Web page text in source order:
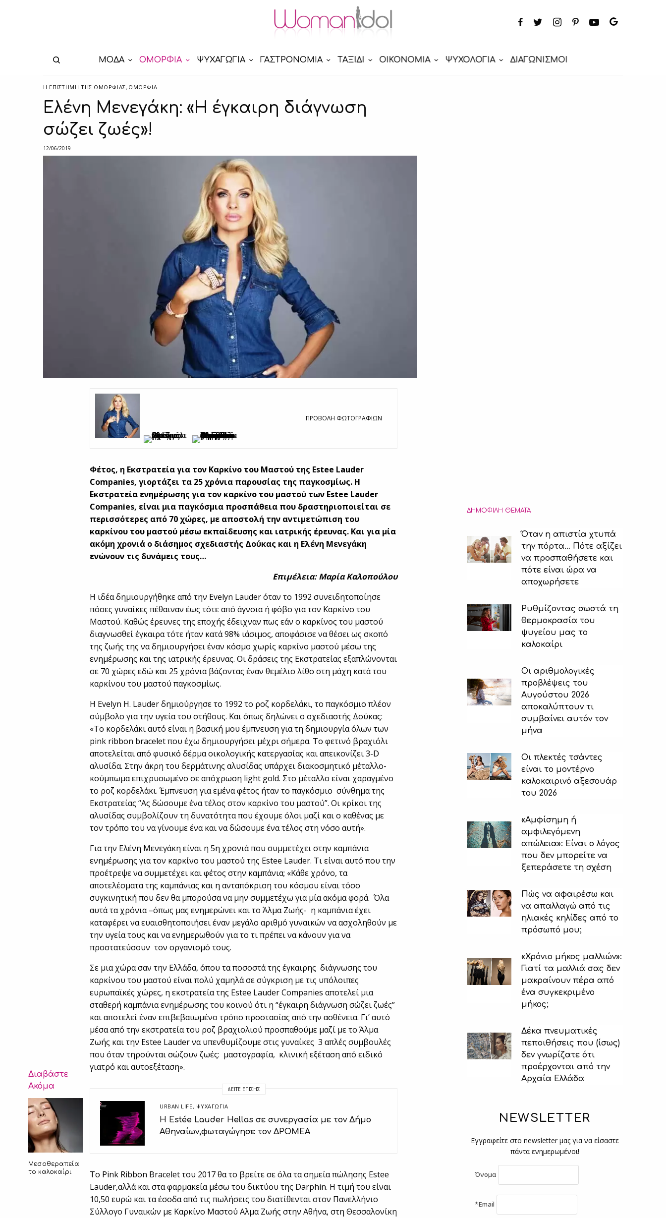
ΜΟΔΑ ΟΜΟΡΦΙΑ ΨΥΧΑΓΩΓΙΑ ΓΑΣΤΡΟΝΟΜΙΑ ΤΑΞΙΔΙ ΟΙΚΟΝΟΜΙΑ ΨΥΧΟΛΟΓΙΑ ΔΙΑΓΩΝΙΣΜΟΙ
Η ΕΠΙΣΤΉΜΗ ΤΗΣ ΟΜΟΡΦΙΆΣ, ΟΜΟΡΦΙΑ
Ελένη Μενεγάκη: «Η έγκαιρη διάγνωση
σώζει ζωές»!
12/06/2019
Διαβάστε
Ακόμα
Μεσοθεραπεία
το καλοκαίρι
ΠΡΟΒΟΛΉ ΦΩΤΟΓΡΑΦΙΏΝ
Φέτος, η Εκστρατεία για τον Καρκίνο του Μαστού της Estee Lauder
Companies, γιορτάζει τα 25 χρόνια παρουσίας της παγκοσμίως. Η
Εκστρατεία ενημέρωσης για τον καρκίνο του μαστού των Estee Lauder
Companies, είναι μια παγκόσμια προσπάθεια που δραστηριοποιείται σε
περισσότερες από 70 χώρες, με αποστολή την αντιμετώπιση του
καρκίνου του μαστού μέσω εκπαίδευσης και ιατρικής έρευνας. Και για μία
ακόμη χρονιά ο διάσημος σχεδιαστής Δούκας και η Ελένη Μενεγάκη
ενώνουν τις δυνάμεις τους…
Επιμέλεια: Μαρία Καλοπούλου
Η ιδέα δημιουργήθηκε από την Evelyn Lauder όταν το 1992 συνειδητοποίησε
πόσες γυναίκες πέθαιναν έως τότε από άγνοια ή φόβο για τον Καρκίνο του
Μαστού. Καθώς έρευνες της εποχής έδειχναν πως εάν ο καρκίνος του μαστού
διαγνωσθεί έγκαιρα τότε ήταν κατά 98% ιάσιμος, αποφάσισε να θέσει ως σκοπό
της ζωής της να δημιουργήσει έναν κόσμο χωρίς καρκίνο μαστού μέσω της
ενημέρωσης και της ιατρικής έρευνας. Οι δράσεις της Εκστρατείας εξαπλώνονται
σε 70 χώρες εδώ και 25 χρόνια βάζοντας έναν θεμέλιο λίθο στη μάχη κατά του
καρκίνου του μαστού παγκοσμίως.
Η Evelyn Η. Lauder δημιούργησε το 1992 το ροζ κορδελάκι, το παγκόσμιο πλέον
σύμβολο για την υγεία του στήθους. Και όπως δηλώνει ο σχεδιαστής Δούκας:
«Το κορδελάκι αυτό είναι η βασική μου έμπνευση για τη δημιουργία όλων των
pink ribbon bracelet που έχω δημιουργήσει μέχρι σήμερα. Το φετινό βραχιόλι
αποτελείται από φυσικό δέρμα οικολογικής κατεργασίας και απεικονίζει 3-D
αλυσίδα. Στην άκρη του δερμάτινης αλυσίδας υπάρχει διακοσμητικό μέταλλο-
κούμπωμα επιχρυσωμένο σε απόχρωση light gold. Στο μέταλλο είναι χαραγμένο
το ροζ κορδελάκι. Έμπνευση για εμένα φέτος ήταν το παγκόσμιο σύνθημα της
Εκστρατείας “Ας δώσουμε ένα τέλος στον καρκίνο του μαστού”. Οι κρίκοι της
αλυσίδας συμβολίζουν τη δυνατότητα που έχουμε όλοι μαζί και ο καθένας με
τον τρόπο του να γίνουμε ένα και να δώσουμε ένα τέλος στη νόσο αυτή».
Για την Ελένη Μενεγάκη είναι η 5η χρονιά που συμμετέχει στην καμπάνια
ενημέρωσης για τον καρκίνο του μαστού της Estee Lauder. Τι είναι αυτό που την
προέτρεψε να συμμετέχει και φέτος στην καμπάνια; «Κάθε χρόνο, τα
αποτελέσματα της καμπάνιας και η ανταπόκριση του κόσμου είναι τόσο
συγκινητική που δεν θα μπορούσα να μην συμμετέχω για μία ακόμα φορά. Όλα
αυτά τα χρόνια –όπως μας ενημερώνει και το Άλμα Ζωής- η καμπάνια έχει
καταφέρει να ευαισθητοποιήσει έναν μεγάλο αριθμό γυναικών να ασχοληθούν με
την υγεία τους και να ενημερωθούν για το τι πρέπει να κάνουν για να
προστατεύσουν τον οργανισμό τους.
Σε μια χώρα σαν την Ελλάδα, όπου τα ποσοστά της έγκαιρης διάγνωσης του
καρκίνου του μαστού είναι πολύ χαμηλά σε σύγκριση με τις υπόλοιπες
ευρωπαϊκές χώρες, η εκστρατεία της Estee Lauder Companies αποτελεί μια
σταθερή καμπάνια ενημέρωσης του κοινού ότι η “έγκαιρη διάγνωση σώζει ζωές”
και αποτελεί έναν επιβεβαιωμένο τρόπο προστασίας από την ασθένεια. Γι’ αυτό
μέσα από την εκστρατεία του ροζ βραχιολιού προσπαθούμε μαζί με το Άλμα
Ζωής και την Estee Lauder να υπενθυμίζουμε στις γυναίκες 3 απλές συμβουλές
που όταν τηρούνται σώζουν ζωές: μαστογραφία, κλινική εξέταση από ειδικό
γιατρό και αυτοεξέταση».
ΔΕΊΤΕ ΕΠΊΣΗΣ
URBAN LIFE, ΨΥΧΑΓΩΓΙΑ
Η Estée Lauder Hellas σε συνεργασία με τον Δήμο
Αθηναίων,φωταγώγησε τον ΔΡΟΜΕΑ
Το Pink Ribbon Bracelet του 2017 θα το βρείτε σε όλα τα σημεία πώλησης Estee
Lauder,αλλά και στα φαρμακεία μέσω του δικτύου της Darphin. Η τιμή του είναι
10,50 ευρώ και τα έσοδα από τις πωλήσεις του διατίθενται στον Πανελλήνιο
Σύλλογο Γυναικών με Καρκίνο Μαστού Αλμα Ζωής στην Αθήνα, στη Θεσσαλονίκη
ΔΗΜΟΦΙΛΉ ΘΈΜΑΤΑ
Όταν η απιστία χτυπά
την πόρτα… Πότε αξίζει
να προσπαθήσετε και
πότε είναι ώρα να
αποχωρήσετε
Ρυθμίζοντας σωστά τη
θερμοκρασία του
ψυγείου μας το
καλοκαίρι
Οι αριθμολογικές
προβλέψεις του
Αυγούστου 2026
αποκαλύπτουν τι
συμβαίνει αυτόν τον
μήνα
Οι πλεκτές τσάντες
είναι το μοντέρνο
καλοκαιρινό αξεσουάρ
του 2026
«Αμφίσημη ή
αμφιλεγόμενη
απώλεια»: Είναι ο λόγος
που δεν μπορείτε να
ξεπεράσετε τη σχέση
Πώς να αφαιρέσω και
να απαλλαγώ από τις
ηλιακές κηλίδες από το
πρόσωπό μου;
«Χρόνιο μήκος μαλλιών»:
Γιατί τα μαλλιά σας δεν
μακραίνουν πέρα ​​από
ένα συγκεκριμένο
μήκος;
Δέκα πνευματικές
πεποιθήσεις που (ίσως)
δεν γνωρίζατε ότι
προέρχονται από την
Αρχαία Ελλάδα
NEWSLETTER
Εγγραφείτε στο newsletter μας για να είσαστε
πάντα ενημερωμένοι!
Όνομα
*Email